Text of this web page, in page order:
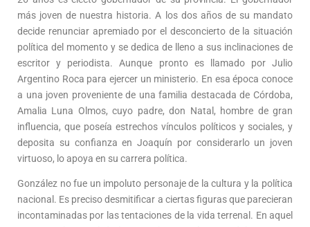
más joven de nuestra historia. A los dos años de su mandato
decide renunciar apremiado por el desconcierto de la situación
política del momento y se dedica de lleno a sus inclinaciones de
escritor y periodista. Aunque pronto es llamado por Julio
Argentino Roca para ejercer un ministerio. En esa época conoce
a una joven proveniente de una familia destacada de Córdoba,
Amalia Luna Olmos, cuyo padre, don Natal, hombre de gran
influencia, que poseía estrechos vínculos políticos y sociales, y
deposita su confianza en Joaquín por considerarlo un joven
virtuoso, lo apoya en su carrera política.
González no fue un impoluto personaje de la cultura y la política
nacional. Es preciso desmitificar a ciertas figuras que parecieran
incontaminadas por las tentaciones de la vida terrenal. En aquel